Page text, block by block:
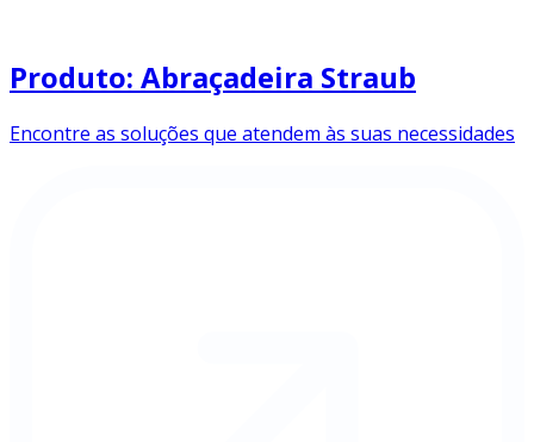
Produto: Abraçadeira Straub
Encontre as soluções que atendem às suas necessidades